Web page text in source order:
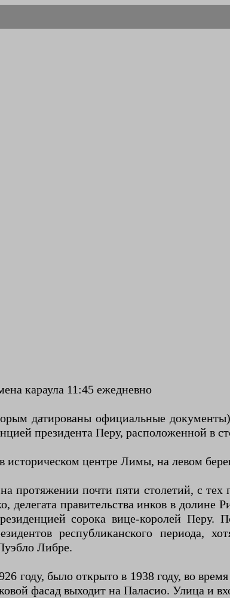
караула 11:45 ежедневно
датированы официальные
президента Перу, расположенной в
центре Лимы, на левом
почти пяти столетий, с тех
делегата правительства инков в долине
сорока вице-королей Перу.
республиканского периода,
Либре.
году, было открыто в 1938 году, во время
фасад выходит на Паласио. Улица и